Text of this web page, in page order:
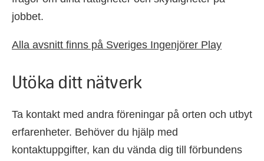
jobbet.
Alla avsnitt finns på Sveriges Ingenjörer Play
Utöka ditt nätverk
Ta kontakt med andra föreningar på orten och utbyt
erfarenheter. Behöver du hjälp med
kontaktuppgifter, kan du vända dig till förbundens